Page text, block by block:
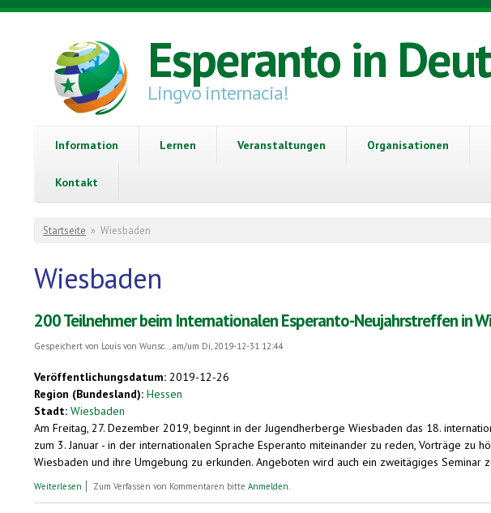
Direkt zum Inhalt
Esperanto in
Lingvo internacia!
Information Lernen Veranstaltungen Organisationen
Kontakt
Sie sind hier
Startseite » Wiesbaden
Wiesbaden
200 Teilnehmer beim Internationalen Esperanto-Neujahrstreffen in
Gespeichert von Louis von Wunsc...am/um Di, 2019-12-31 12:44
Veröffentlichungsdatum: 2019-12-26
Region (Bundesland): Hessen
Stadt: Wiesbaden
Am Freitag, 27. Dezember 2019, beginnt in der Jugendherberge Wiesbaden das 18.
zum 3. Januar - in der internationalen Sprache Esperanto miteinander zu reden, Vorträge
Wiesbaden und ihre Umgebung zu erkunden. Angeboten wird auch ein zweitägiges Seminar
Weiterlesen über 200 Teilnehmer beim Internationalen Esperanto-Neujahrstreffen in Wiesbaden
Zum Verfassen von Kommentaren bitte Anmelden.